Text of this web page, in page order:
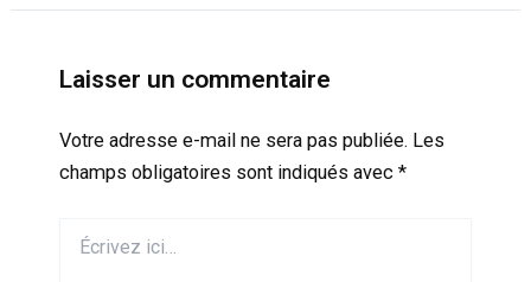
Laisser un commentaire
Votre adresse e-mail ne sera pas publiée. Les
champs obligatoires sont indiqués avec *
ici…